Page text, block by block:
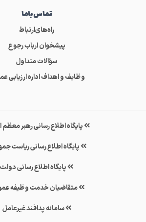
تماس‌باما
راه‌های‌ارتباط
پیشخوان ارباب رجوع
سؤالات متداول
وظایف و اهداف اداره ارزیابی
پایگاه اطلاع رسانی رهبر معظم
پایگاه اطلاع رسانی ریاست
پایگاه اطلاع رسانی دولت
متقاضیان خدمت وظیفه
سامانه پدافند غیرعامل